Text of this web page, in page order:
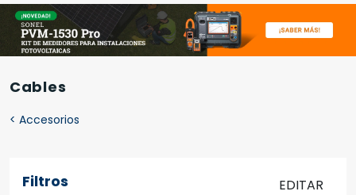
Cables
< Accesorios
Filtros EDITAR